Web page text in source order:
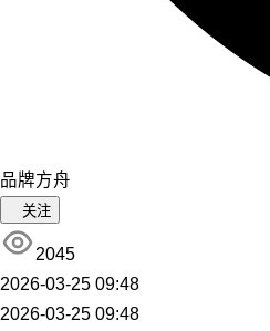
品牌方舟
关注
2045
2026-03-25 09:48
2026-03-25 09:48